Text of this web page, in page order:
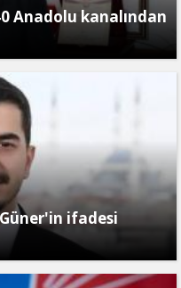
Anadolu kanalından
ifadesi